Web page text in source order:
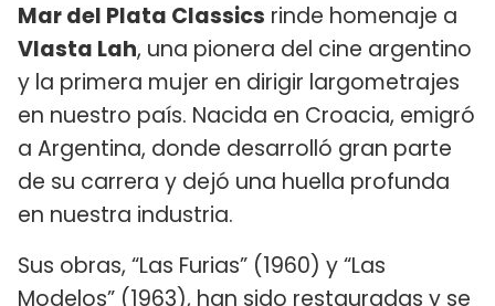
Mar del Plata Classics rinde homenaje a
Vlasta Lah, una pionera del cine argentino
y la primera mujer en dirigir largometrajes
en nuestro país. Nacida en Croacia, emigró
a Argentina, donde desarrolló gran parte
de su carrera y dejó una huella profunda
en nuestra industria.
Sus obras, “Las Furias” (1960) y “Las
Modelos” (1963), han sido restauradas y se